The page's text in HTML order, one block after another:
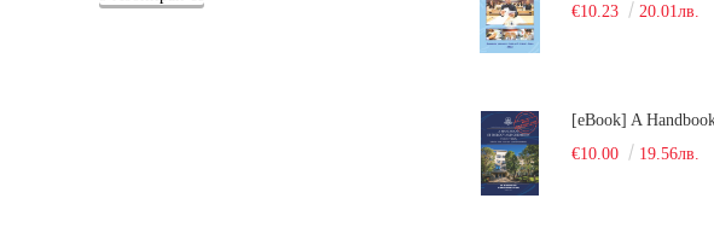
€10.23
20.01лв.
€10.00
19.56лв.